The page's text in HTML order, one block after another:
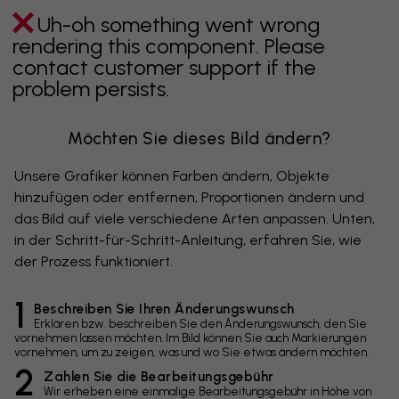
Uh-oh something went wrong
rendering this component. Please
contact customer support if the
problem persists.
Möchten Sie dieses Bild ändern?
Unsere Grafiker können Farben ändern, Objekte
hinzufügen oder entfernen, Proportionen ändern und
das Bild auf viele verschiedene Arten anpassen. Unten,
in der Schritt-für-Schritt-Anleitung, erfahren Sie, wie
der Prozess funktioniert.
1 Beschreiben Sie Ihren Änderungswunsch
Erklären bzw. beschreiben Sie den Änderungswunsch, den Sie
vornehmen lassen möchten. Im Bild können Sie auch Markierungen
vornehmen, um zu zeigen, was und wo Sie etwas ändern möchten.
2 Zahlen Sie die Bearbeitungsgebühr
Wir erheben eine einmalige Bearbeitungsgebühr in Höhe von